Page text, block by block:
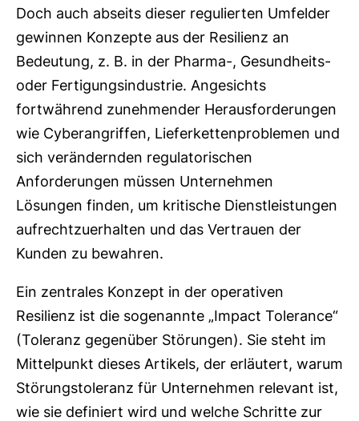
Doch auch abseits dieser regulierten Umfelder
gewinnen Konzepte aus der Resilienz an
Bedeutung, z. B. in der Pharma-, Gesundheits-
oder Fertigungsindustrie. Angesichts
fortwährend zunehmender Herausforderungen
wie Cyberangriffen, Lieferkettenproblemen und
sich verändernden regulatorischen
Anforderungen müssen Unternehmen
Lösungen finden, um kritische Dienstleistungen
aufrechtzuerhalten und das Vertrauen der
Kunden zu bewahren.
Ein zentrales Konzept in der operativen
Resilienz ist die sogenannte „Impact Tolerance“
(Toleranz gegenüber Störungen). Sie steht im
Mittelpunkt dieses Artikels, der erläutert, warum
Störungstoleranz für Unternehmen relevant ist,
wie sie definiert wird und welche Schritte zur